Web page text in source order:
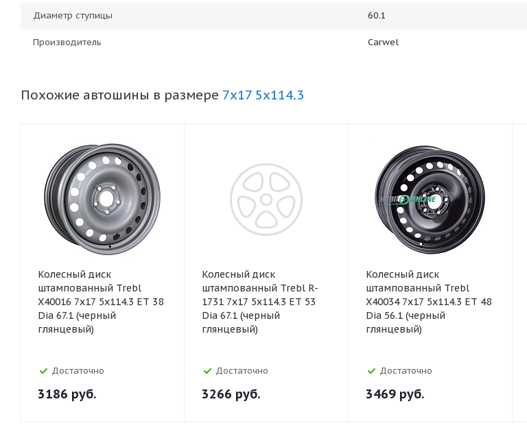
Диаметр ступицы 60.1
Производитель Carwel
Похожие автошины в размере 7x17 5x114.3
Колесный диск
штампованный Trebl
X40016 7x17 5x114.3 ET 38
Dia 67.1 (черный
глянцевый)
Достаточно
3186 руб.
Колесный диск
штампованный Trebl R-
1731 7x17 5x114.3 ET 53
Dia 67.1 (черный
глянцевый)
Достаточно
3266 руб.
Колесный диск
штампованный Trebl
X40034 7x17 5x114.3 ET 48
Dia 56.1 (черный
глянцевый)
Достаточно
3469 руб.